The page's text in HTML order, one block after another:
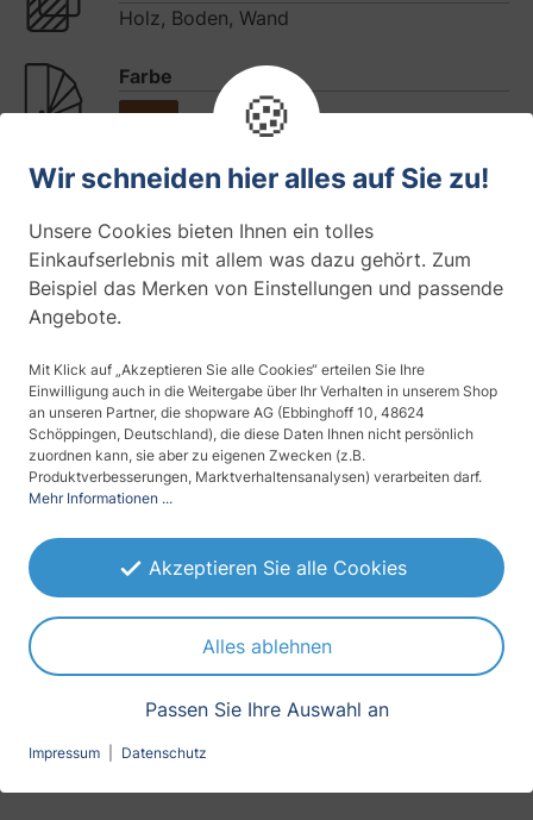
Holz, Boden, Wand
Farbe
Haltbarkeit
10 Jahre (Innenmontage)
Maserung
fein
stark (> 150 µm)
Montageseite
Innenmontage
-20°C bis +110°C
Erscheinungsbild
Douglasie
🍪
Wir schneiden hier alles auf Sie zu!
Unsere Cookies bieten Ihnen ein tolles
Einkaufserlebnis mit allem was dazu gehört. Zum
Beispiel das Merken von Einstellungen und passende
Angebote.
Mit Klick auf „Akzeptieren Sie alle Cookies“ erteilen Sie Ihre
Einwilligung auch in die Weitergabe über Ihr Verhalten in unserem Shop
an unseren Partner, die shopware AG (Ebbinghoff 10, 48624
Schöppingen, Deutschland), die diese Daten Ihnen nicht persönlich
zuordnen kann, sie aber zu eigenen Zwecken (z.B.
Produktverbesserungen, Marktverhaltensanalysen) verarbeiten darf.
Mehr Informationen ...
Akzeptieren Sie alle Cookies
Alles ablehnen
Passen Sie Ihre Auswahl an
Impressum Datenschutz